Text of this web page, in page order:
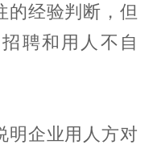
的经验判断，但
聘和用人不自
明企业用人方对